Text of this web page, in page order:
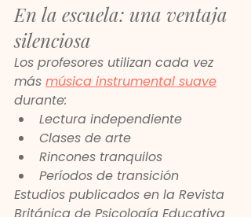
En la escuela: una ventaja
silenciosa
Los profesores utilizan cada vez
más música instrumental suave
durante:
Lectura independiente
Clases de arte
Rincones tranquilos
Períodos de transición
Estudios publicados en la Revista
Británica de Psicología Educativa